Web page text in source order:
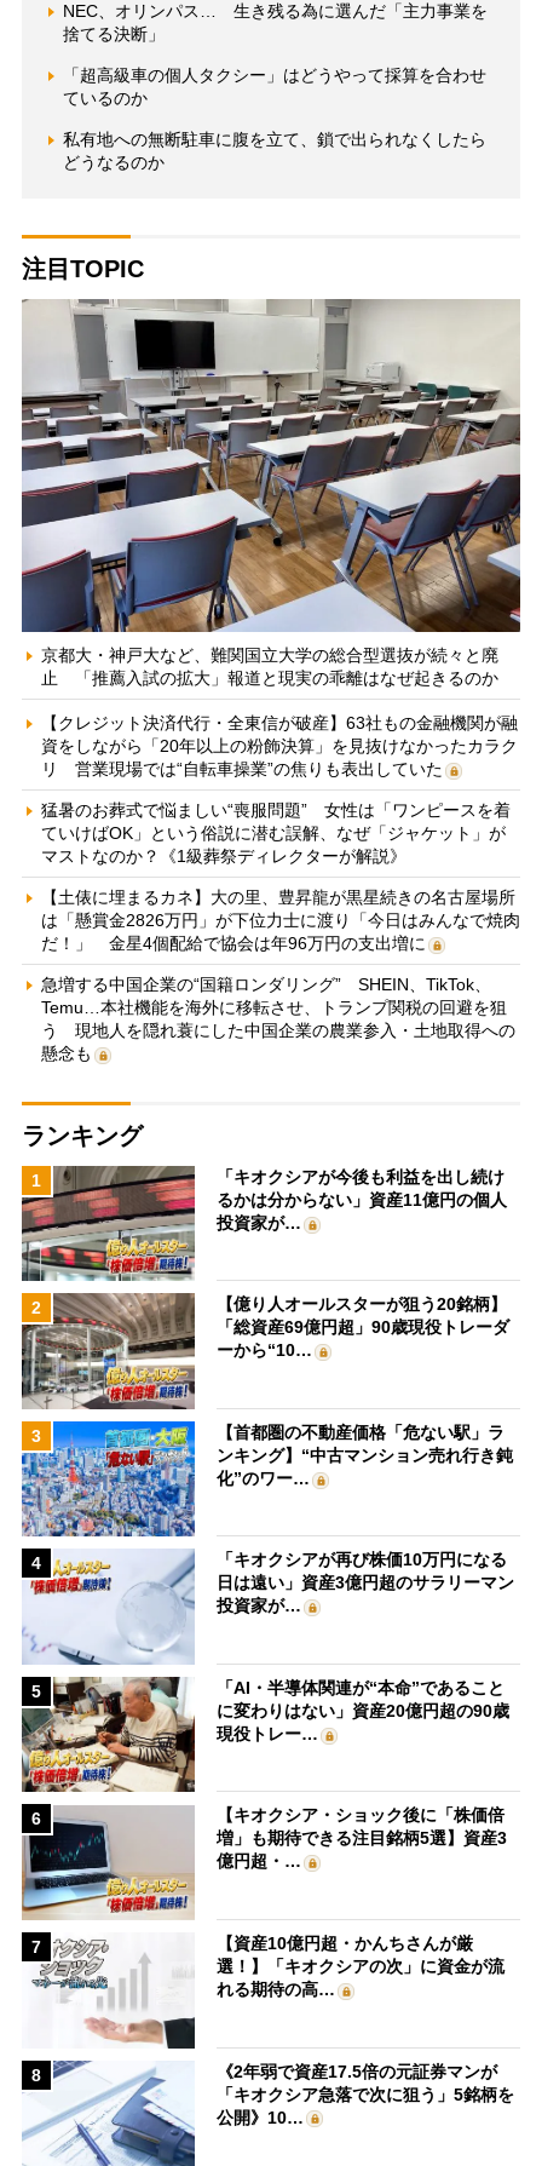
NEC、オリンパス… 生き残る為に選んだ「主力事業を
捨てる決断」
「超高級車の個人タクシー」はどうやって採算を合わせ
ているのか
私有地への無断駐車に腹を立て、鎖で出られなくしたら
どうなるのか
注目TOPIC
京都大・神戸大など、難関国立大学の総合型選抜が続々と廃
止 「推薦入試の拡大」報道と現実の乖離はなぜ起きるのか
【クレジット決済代行・全東信が破産】63社もの金融機関が融
資をしながら「20年以上の粉飾決算」を見抜けなかったカラク
リ 営業現場では“自転車操業”の焦りも表出していた
猛暑のお葬式で悩ましい“喪服問題” 女性は「ワンピースを着
ていけばOK」という俗説に潜む誤解、なぜ「ジャケット」が
マストなのか？《1級葬祭ディレクターが解説》
【土俵に埋まるカネ】大の里、豊昇龍が黒星続きの名古屋場所
は「懸賞金2826万円」が下位力士に渡り「今日はみんなで焼肉
だ！」 金星4個配給で協会は年96万円の支出増に
急増する中国企業の“国籍ロンダリング” SHEIN、TikTok、
Temu…本社機能を海外に移転させ、トランプ関税の回避を狙
う 現地人を隠れ蓑にした中国企業の農業参入・土地取得への
懸念も
ランキング
1
「キオクシアが今後も利益を出し続け
るかは分からない」資産11億円の個人
投資家が…
2
【億り人オールスターが狙う20銘柄】
「総資産69億円超」90歳現役トレーダ
ーから“10…
3
【首都圏の不動産価格「危ない駅」ラ
ンキング】“中古マンション売れ行き鈍
化”のワー…
4
「キオクシアが再び株価10万円になる
日は遠い」資産3億円超のサラリーマン
投資家が…
5
「AI・半導体関連が“本命”であること
に変わりはない」資産20億円超の90歳
現役トレー…
6
【キオクシア・ショック後に「株価倍
増」も期待できる注目銘柄5選】資産3
億円超・…
7
【資産10億円超・かんちさんが厳
選！】「キオクシアの次」に資金が流
れる期待の高…
8
《2年弱で資産17.5倍の元証券マンが
「キオクシア急落で次に狙う」5銘柄を
公開》10…